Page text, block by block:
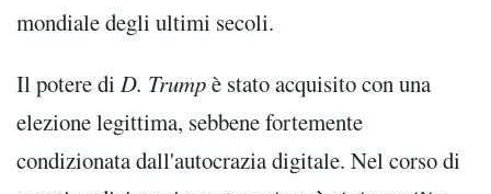
mondiale degli ultimi secoli.
Il potere di D. Trumpè stato acquisito con una
elezione legittima, sebbene fortemente
condizionata dall'autocrazia digitale. Nel corso di